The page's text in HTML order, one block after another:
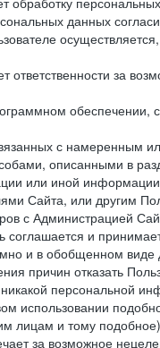
данных
ответственности за
с намеренным
описанными в
или иной
Сайта, или другим
с Администрацией
и
и в обобщенном виде
причин отказать
персональной
использовании
лицам и тому
за возможное